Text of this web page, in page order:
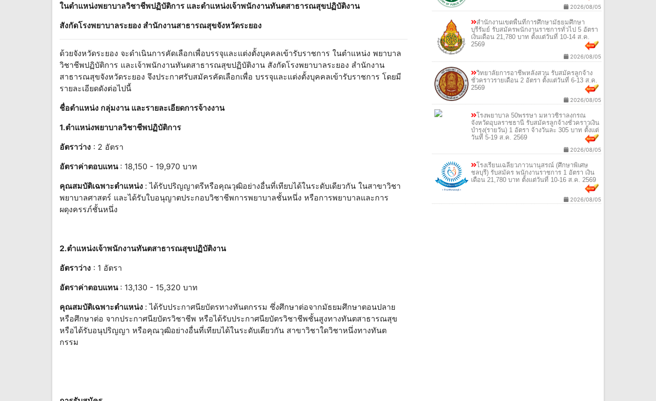
ในตําแหน่งพยาบาลวิชาชีพปฏิบัติการ และตําแหน่งเจ้าพนักงานทันตสาธารณสุขปฏิบัติงาน
สังกัดโรงพยาบาลระยอง สํานักงานสาธารณสุขจังหวัดระยอง
ด้วยจังหวัดระยอง จะดําเนินการคัดเลือกเพื่อบรรจุและแต่งตั้งบุคคลเข้ารับราชการ ในตําแหน่ง พยาบาล
วิชาชีพปฏิบัติการ และเจ้าพนักงานทันตสาธารณสุขปฏิบัติงาน สังกัดโรงพยาบาลระยอง สํานักงาน
สาธารณสุขจังหวัดระยอง จึงประกาศรับสมัครคัดเลือกเพื่อ บรรจุและแต่งตั้งบุคคลเข้ารับราชการ โดยมี
รายละเอียดดังต่อไปนี้
ชื่อตําแหน่ง กลุ่มงาน และรายละเอียดการจ้างงาน
1.ตําแหน่งพยาบาลวิชาชีพปฏิบัติการ
อัตราว่าง : 2 อัตรา
อัตราค่าตอบแทน : 18,150 - 19,970 บาท
คุณสมบัติเฉพาะตำแหน่ง : ได้รับปริญญาตรีหรือคุณวุฒิอย่างอื่นที่เทียบได้ในระดับเดียวกัน ในสาขาวิชา
พยาบาลศาสตร์ และได้รับใบอนุญาตประกอบวิชาชีพการพยาบาลชั้นหนึ่ง หรือการพยาบาลและการ
ผดุงครรภ์ชั้นหนึ่ง
2.ตําแหน่งเจ้าพนักงานทันตสาธารณสุขปฏิบัติงาน
อัตราว่าง : 1 อัตรา
อัตราค่าตอบแทน : 13,130 - 15,320 บาท
คุณสมบัติเฉพาะตำแหน่ง : ได้รับประกาศนียบัตรทางทันตกรรม ซึ่งศึกษาต่อจากมัธยมศึกษาตอนปลาย
หรือศึกษาต่อ จากประกาศนียบัตรวิชาชีพ หรือได้รับประกาศนียบัตรวิชาชีพชั้นสูงทางทันตสาธารณสุข
หรือได้รับอนุปริญญา หรือคุณวุฒิอย่างอื่นที่เทียบได้ในระดับเดียวกัน สาขาวิชาใดวิชาหนึ่งทางทันต
กรรม
2026/08/05
สำนักงานเขตพื้นที่การศึกษามัธยมศึกษา
บุรีรัมย์ รับสมัครพนักงานราชการทั่วไป 5 อัตรา
เงินเดือน 21,780 บาท ตั้งแต่วันที่ 10-14 ส.ค.
2569
2026/08/05
วิทยาลัยการอาชีพหลังสวน รับสมัครลูกจ้าง
ชั่วคราวรายเดือน 2 อัตรา ตั้งแต่วันที่ 6-13 ส.ค.
2569
2026/08/05
โรงพยาบาล 50พรรษา มหาวชิราลงกรณ
จังหวัดอุบลราชธานี รับสมัครลูกจ้างชั่วคราวเงิน
บำรุง(รายวัน) 1 อัตรา จ้างวันละ 305 บาท ตั้งแต่
วันที่ 5-19 ส.ค. 2569
2026/08/05
โรงเรียนเฉลียวภาวนานุสรณ์ (ศึกษาพิเศษ
ชลบุรี) รับสมัคร พนักงานราชการ 1 อัตรา เงิน
เดือน 21,780 บาท ตั้งแต่วันที่ 10-16 ส.ค. 2569
2026/08/05